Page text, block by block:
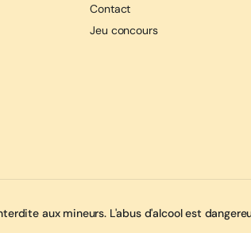
Contact
Jeu concours
aux mineurs. L'abus d'alcool est